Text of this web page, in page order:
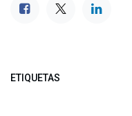
ETIQUETAS